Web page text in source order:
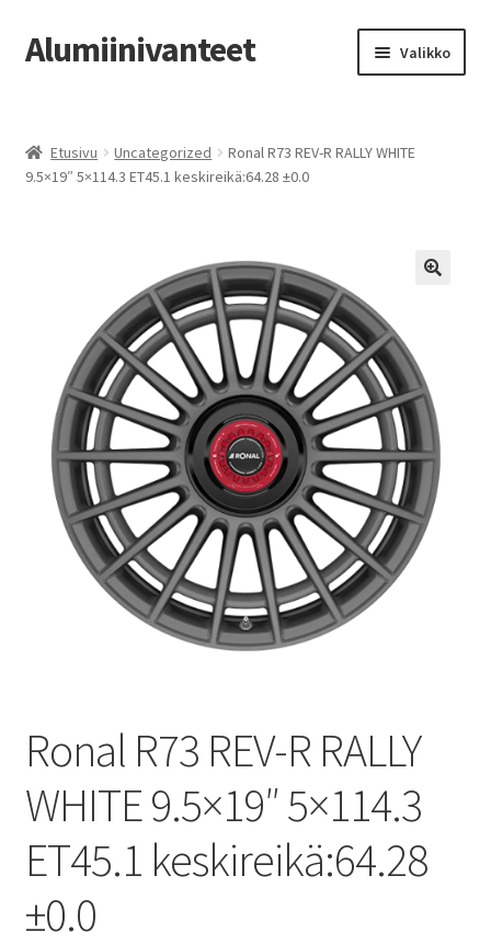
Siirry
navigointiin
Siirry
sisältöön
Alumiinivanteet Valikko
Kauppa
Vanteiden osto-opas
Auton renkaat
Yhteystiedot
Etusivu Uncategorized
Ronal R73 REV-R RALLY WHITE
9.5×19″ 5×114.3 ET45.1 keskireikä:64.28 ±0.0
Ronal R73 REV-R RALLY
WHITE 9.5×19″ 5×114.3
ET45.1 keskireikä:64.28
±0.0